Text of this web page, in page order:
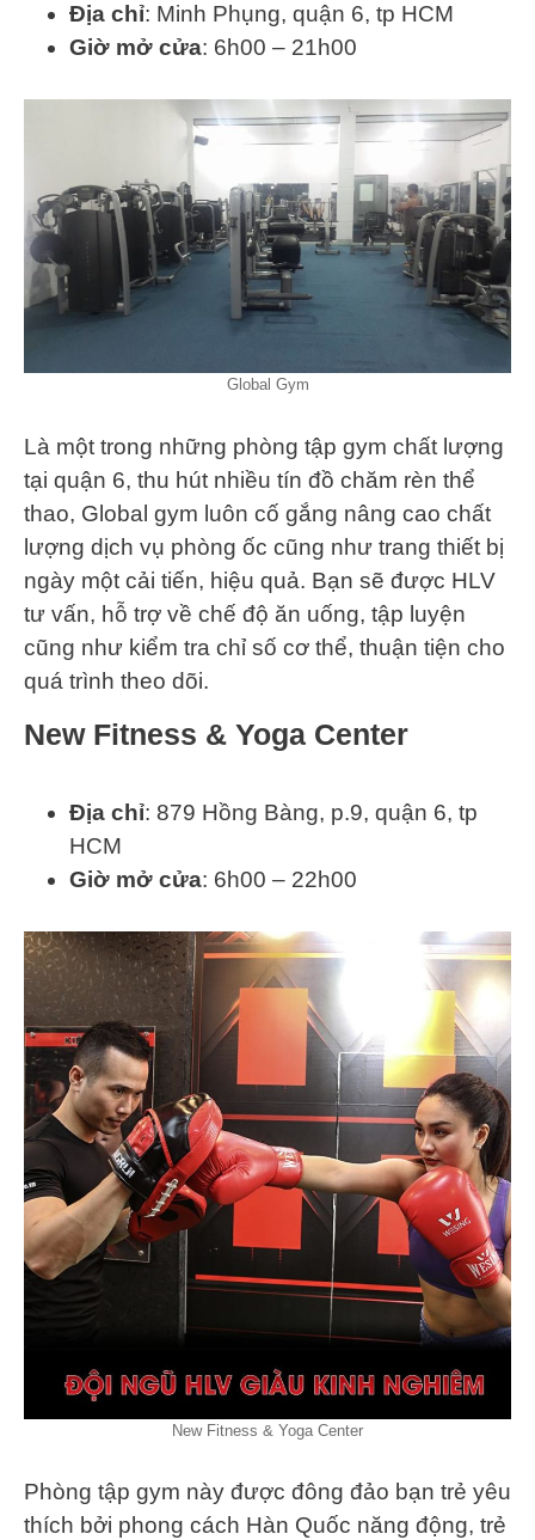
Địa chỉ: Minh Phụng, quận 6, tp HCM
Giờ mở cửa: 6h00 – 21h00
Global Gym
Là một trong những phòng tập gym chất lượng
tại quận 6, thu hút nhiều tín đồ chăm rèn thể
thao, Global gym luôn cố gắng nâng cao chất
lượng dịch vụ phòng ốc cũng như trang thiết bị
ngày một cải tiến, hiệu quả. Bạn sẽ được HLV
tư vấn, hỗ trợ về chế độ ăn uống, tập luyện
cũng như kiểm tra chỉ số cơ thể, thuận tiện cho
quá trình theo dõi.
New Fitness & Yoga Center
Địa chỉ: 879 Hồng Bàng, p.9, quận 6, tp
HCM
Giờ mở cửa: 6h00 – 22h00
New Fitness & Yoga Center
Phòng tập gym này được đông đảo bạn trẻ yêu
thích bởi phong cách Hàn Quốc năng động, trẻ